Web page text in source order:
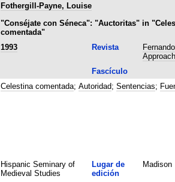
Fothergill-Payne, Louise
"Conséjate con Séneca": "Auctoritas" in
comentada"
1993 Revista
Fascículo
Celestina comentada; Autoridad; Sentencias;
Hispanic Seminary of
Medieval Studies
Lugar de
edición
Madison